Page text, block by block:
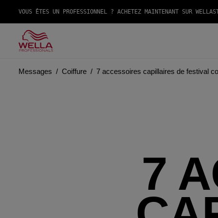
VOUS ÊTES UN PROFESSIONNEL ? ACHETEZ MAINTENANT SUR
Messages Coiffure 7 accessoires capillaires de festival
7